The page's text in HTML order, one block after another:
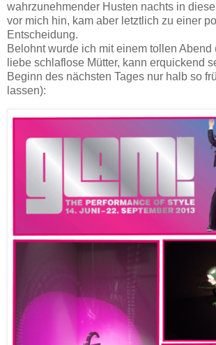
wahrzunehmender Husten nachts in
vor mich hin, kam aber letztlich zu einer
Entscheidung.
Belohnt wurde ich mit einem tollen Abend
liebe schlaflose Mütter, kann erquickend
Beginn des nächsten Tages nur halb so
lassen):